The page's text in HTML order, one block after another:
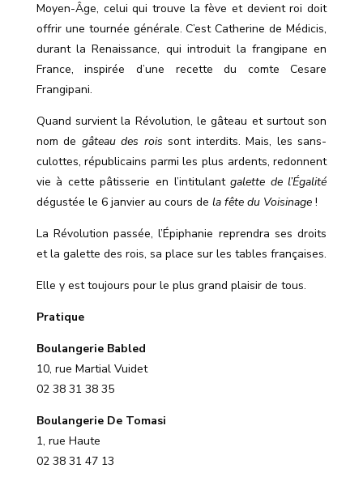
Moyen-Âge, celui qui trouve la fève et devient roi doit
offrir une tournée générale. C’est Catherine de Médicis,
durant la Renaissance, qui introduit la frangipane en
France, inspirée d’une recette du comte Cesare
Frangipani.
Quand survient la Révolution, le gâteau et surtout son
nom de gâteau des roissont interdits. Mais, les sans-
culottes, républicains parmi les plus ardents, redonnent
vie à cette pâtisserie en l’intitulantgalette de l’Égalité
dégustée le 6 janvier au cours de la fête du Voisinage!
La Révolution passée, l’Épiphanie reprendra ses droits
et la galette des rois, sa place sur les tables françaises.
Elle y est toujours pour le plus grand plaisir de tous.
Pratique
Boulangerie Babled
10, rue Martial Vuidet
02 38 31 38 35
Boulangerie De Tomasi
1, rue Haute
02 38 31 47 13